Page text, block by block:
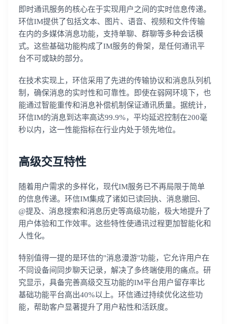
即时通讯服务的核心在于实现用户之间的实时信息传递。
环信IM提供了包括文本、图片、语音、视频和文件传输
在内的多媒体消息功能，支持单聊、群聊等多种会话模
式。这些基础功能构成了IM服务的骨架，是任何通讯平
台不可或缺的部分。
在技术实现上，环信采用了先进的传输协议和消息队列机
制，确保消息的实时性和可靠性。即使在弱网环境下，也
能通过智能重传和消息补偿机制保证通讯质量。据统计，
环信IM的消息到达率高达99.9%，平均延迟控制在200毫
秒以内，这一性能指标在行业内处于领先地位。
高级交互特性
随着用户需求的多样化，现代IM服务已不再局限于简单
的信息传递。环信IM集成了诸如已读回执、消息撤回、
@提及、消息搜索和消息历史等高级功能，极大地提升了
用户体验和工作效率。这些特性使通讯过程更加智能化和
人性化。
特别值得一提的是环信的"消息漫游"功能，它允许用户在
不同设备间同步聊天记录，解决了多终端使用的痛点。研
究显示，具备完善高级交互功能的IM平台用户留存率比
基础功能平台高出40%以上。环信通过持续优化这些功
能，帮助客户显著提升了用户粘性和活跃度。